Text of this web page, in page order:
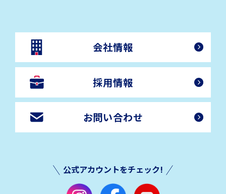
会社情報
採用情報
お問い合わせ
公式アカウントをチェック!